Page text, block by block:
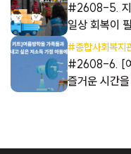
#2608-5. 지
일상 회복이
#종합사회복지
#2608-6. [여
즐거운 시간